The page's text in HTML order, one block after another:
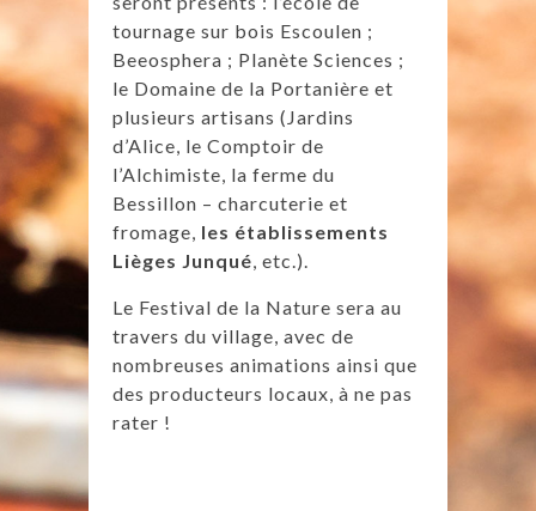
tournage sur bois Escoulen ;
Beeosphera ; Planète Sciences ;
le Domaine de la Portanière et
plusieurs artisans (Jardins
d’Alice, le Comptoir de
l’Alchimiste, la ferme du
Bessillon – charcuterie et
fromage, les établissements
Lièges Junqué , etc.).
Le Festival de la Nature sera au
travers du village, avec de
nombreuses animations ainsi que
des producteurs locaux, à ne pas
rater !